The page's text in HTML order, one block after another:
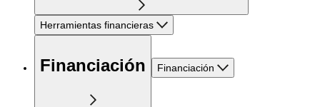
Herramientas financieras
Financiación Financiación